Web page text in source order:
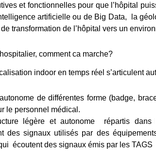
et fonctionnelles pour que l’hôpital
artificielle ou de Big Data, la
transformation de l’hôpital vers un
comment ca marche?
indoor en temps réel s’articulent
autonome de différentes forme (badge,
le personnel médical.
légère et autonome répartis
des signaux utilisés par des
écoutent des signaux émis par les TAGS